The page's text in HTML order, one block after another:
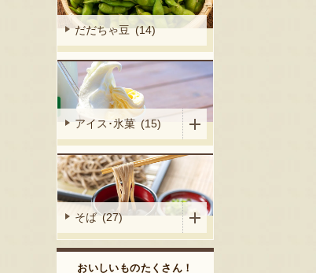
だだちゃ豆 (14)
アイス･氷菓 (15)
そば (27)
おいしいものたくさん！